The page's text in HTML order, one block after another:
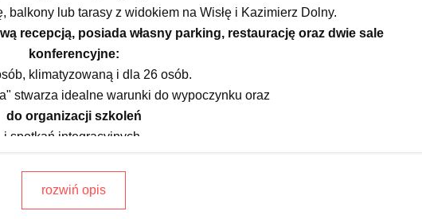
balkony lub tarasy z widokiem na Wisłę i Kazimierz Dolny.
recepcją, posiada własny parking, restaurację oraz dwie sale
konferencyjne:
klimatyzowaną i dla 26 osób.
stwarza idealne warunki do wypoczynku oraz
do organizacji szkoleń
i spotkań integracyjnych.
przez Wisłę do Janowca oraz przystań dla łodzi i kajaków.
rozwiń opis